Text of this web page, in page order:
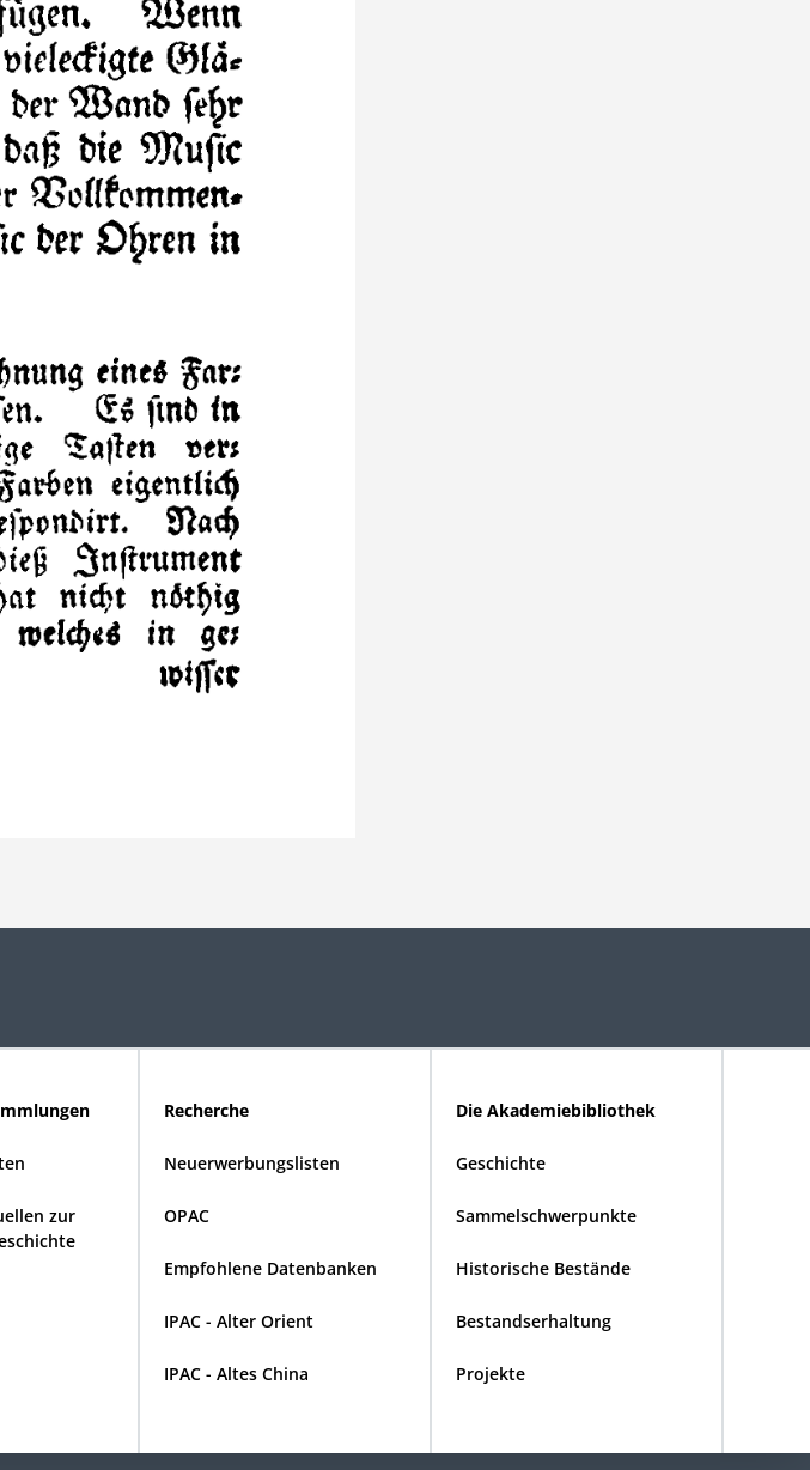
zur
Recherche
Neuerwerbungslisten
OPAC
Empfohlene Datenbanken
IPAC - Alter Orient
IPAC - Altes China
Die Akademiebibliothek
Geschichte
Sammelschwerpunkte
Historische Bestände
Bestandserhaltung
Projekte